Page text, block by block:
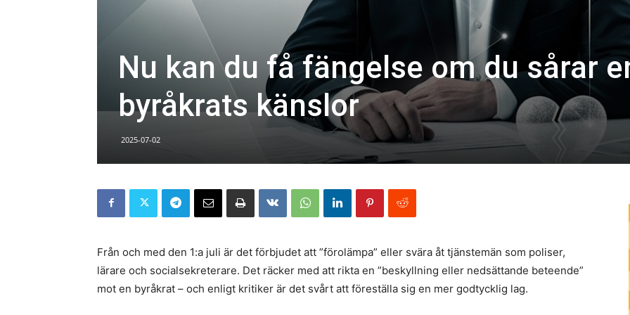
Nu kan du få fängelse om du sårar
byråkrats känslor
2025-07-02
Från och med den 1:a juli är det förbjudet att ”förolämpa” eller svära åt tjänstemän som poliser,
lärare och socialsekreterare. Det räcker med att rikta en ”beskyllning eller nedsättande beteende”
mot en byråkrat – och enligt kritiker är det svårt att föreställa sig en mer godtycklig lag.